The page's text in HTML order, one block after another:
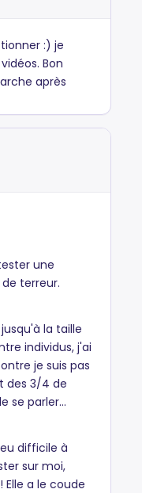
:) je
Bon
après
une
terreur.
la taille
individus, j'ai
je suis pas
des 3/4 de
se parler...
difficile à
sur moi,
a le coude